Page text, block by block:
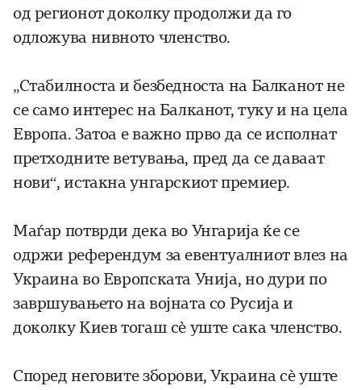
од регионот доколку продолжи да го
одложува нивното членство.
„Стабилноста и безбедноста на Балканот не
се само интерес на Балканот, туку и на цела
Европа. Затоа е важно прво да се исполнат
претходните ветувања, пред да се даваат
нови“, истакна унгарскиот премиер.
Маѓар потврди дека во Унгарија ќе се
одржи референдум за евентуалниот влез на
Украина во Европската Унија, но дури по
завршувањето на војната со Русија и
доколку Киев тогаш сè уште сака членство.
Според неговите зборови, Украина сè уште